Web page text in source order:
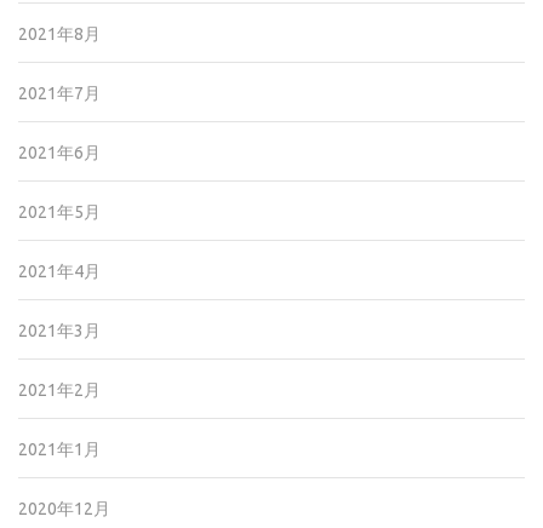
2021年8月
2021年7月
2021年6月
2021年5月
2021年4月
2021年3月
2021年2月
2021年1月
2020年12月